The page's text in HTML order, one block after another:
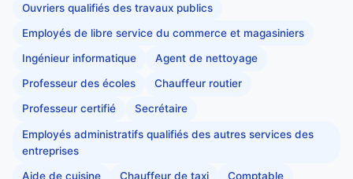
Ouvriers qualifiés des travaux publics
Employés de libre service du commerce et magasiniers
Ingénieur informatique Agent de nettoyage
Professeur des écoles Chauffeur routier
Professeur certifié Secrétaire
Employés administratifs qualifiés des autres services des
entreprises
Aide de cuisine Chauffeur de taxi Comptable